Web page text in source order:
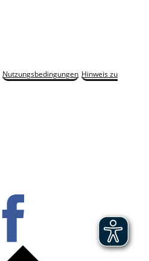
Nutzungsbedingungen Hinweis zu